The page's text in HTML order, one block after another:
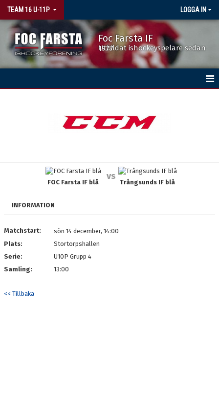
TEAM 16 U-11P LOGGA IN
Foc Farsta IF
Utbildat ishockeyspelare sedan 1977
BILDGALLERI
KONTAKT
FOC Farsta IF blå
vs
Trångsunds IF blå
INFORMATION
Matchstart:
sön 14 december, 14:00
Plats:
Stortorpshallen
Serie:
U10P Grupp 4
Samling:
13:00
<< Tillbaka